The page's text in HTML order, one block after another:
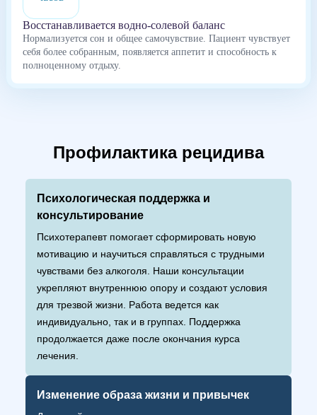
Восстанавливается водно-солевой баланс
Нормализуется сон и общее самочувствие. Пациент чувствует
себя более собранным, появляется аппетит и способность к
полноценному отдыху.
Профилактика рецидива
Психологическая поддержка и
консультирование
Психотерапевт помогает сформировать новую
мотивацию и научиться справляться с трудными
чувствами без алкоголя. Наши консультации
укрепляют внутреннюю опору и создают условия
для трезвой жизни. Работа ведется как
индивидуально, так и в группах. Поддержка
продолжается даже после окончания курса
лечения.
Изменение образа жизни и привычек